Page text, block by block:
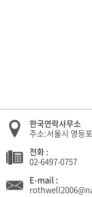
한국연락사무소
주소:서울시 영등
전화 :
02-6497-0757
E-mail :